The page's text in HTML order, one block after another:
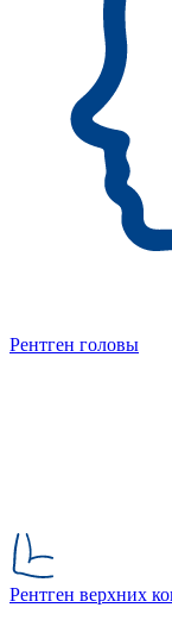
Рентген головы
Рентген верхних